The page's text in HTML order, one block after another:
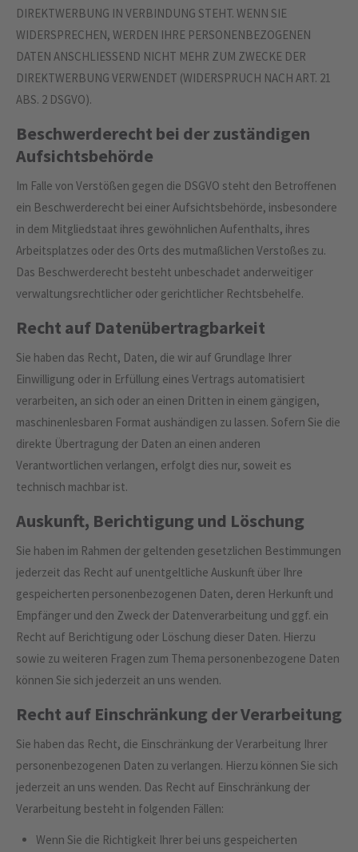
DIREKTWERBUNG IN VERBINDUNG STEHT. WENN SIE
WIDERSPRECHEN, WERDEN IHRE PERSONENBEZOGENEN
DATEN ANSCHLIESSEND NICHT MEHR ZUM ZWECKE DER
DIREKTWERBUNG VERWENDET (WIDERSPRUCH NACH ART. 21
ABS. 2 DSGVO).
Beschwerde­recht bei der zuständigen
Aufsichts­behörde
Im Falle von Verstößen gegen die DSGVO steht den Betroffenen
ein Beschwerderecht bei einer Aufsichtsbehörde, insbesondere
in dem Mitgliedstaat ihres gewöhnlichen Aufenthalts, ihres
Arbeitsplatzes oder des Orts des mutmaßlichen Verstoßes zu.
Das Beschwerderecht besteht unbeschadet anderweitiger
verwaltungsrechtlicher oder gerichtlicher Rechtsbehelfe.
Recht auf Daten­übertrag­barkeit
Sie haben das Recht, Daten, die wir auf Grundlage Ihrer
Einwilligung oder in Erfüllung eines Vertrags automatisiert
verarbeiten, an sich oder an einen Dritten in einem gängigen,
maschinenlesbaren Format aushändigen zu lassen. Sofern Sie die
direkte Übertragung der Daten an einen anderen
Verantwortlichen verlangen, erfolgt dies nur, soweit es
technisch machbar ist.
Auskunft, Berichtigung und Löschung
Sie haben im Rahmen der geltenden gesetzlichen Bestimmungen
jederzeit das Recht auf unentgeltliche Auskunft über Ihre
gespeicherten personenbezogenen Daten, deren Herkunft und
Empfänger und den Zweck der Datenverarbeitung und ggf. ein
Recht auf Berichtigung oder Löschung dieser Daten. Hierzu
sowie zu weiteren Fragen zum Thema personenbezogene Daten
können Sie sich jederzeit an uns wenden.
Recht auf Einschränkung der Verarbeitung
Sie haben das Recht, die Einschränkung der Verarbeitung Ihrer
personenbezogenen Daten zu verlangen. Hierzu können Sie sich
jederzeit an uns wenden. Das Recht auf Einschränkung der
Verarbeitung besteht in folgenden Fällen:
Wenn Sie die Richtigkeit Ihrer bei uns gespeicherten